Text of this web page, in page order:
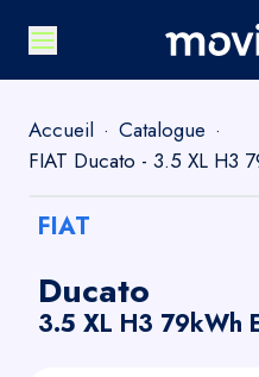
Accueil · Catalogue ·
FIAT Ducato - 3.5 XL H3
FIAT
Ducato
3.5 XL H3 79kWh